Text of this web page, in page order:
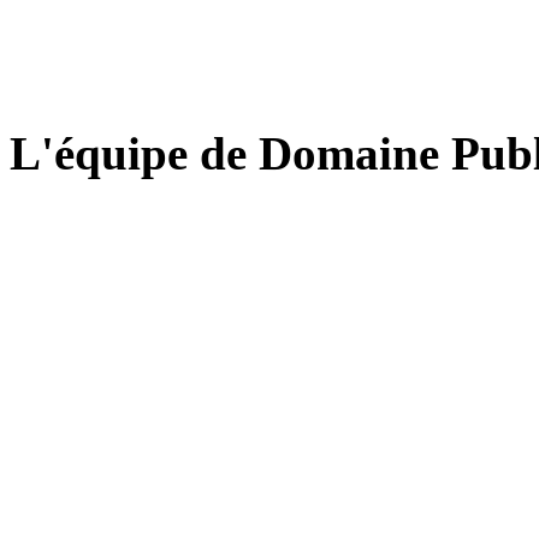
L'équipe de Domaine